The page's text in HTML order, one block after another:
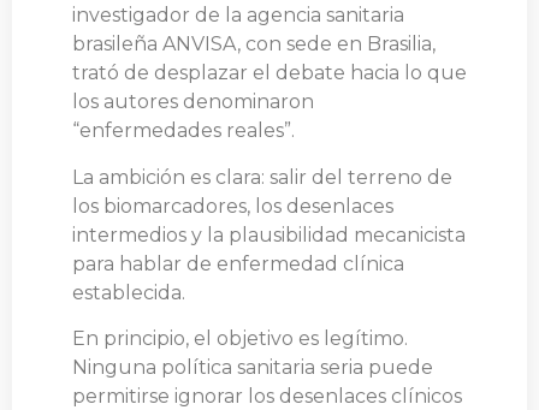
investigador de la agencia sanitaria
brasileña ANVISA, con sede en Brasilia,
trató de desplazar el debate hacia lo que
los autores denominaron
“enfermedades reales”.
La ambición es clara: salir del terreno de
los biomarcadores, los desenlaces
intermedios y la plausibilidad mecanicista
para hablar de enfermedad clínica
establecida.
En principio, el objetivo es legítimo.
Ninguna política sanitaria seria puede
permitirse ignorar los desenlaces clínicos